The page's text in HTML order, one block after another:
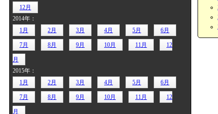
12月
2014年：
1月
2月 3月 4月 5月 6月
7月 8月 9月 10月 11月 12
月
2015年：
1月
2月 3月 4月 5月 6月
7月 8月 9月 10月 11月 12
月